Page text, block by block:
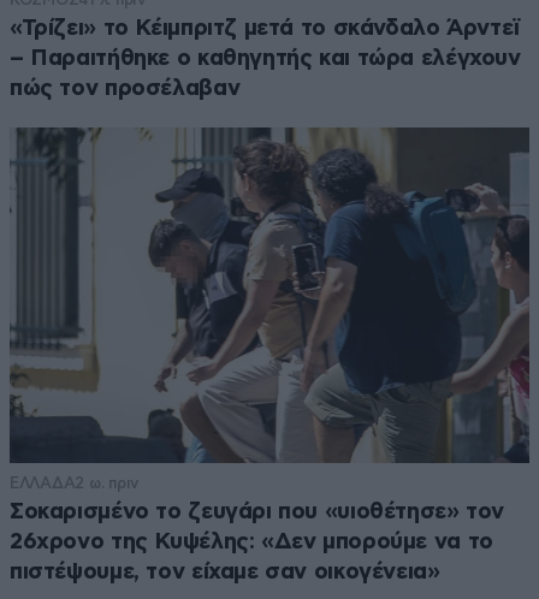
«Τρίζει» το Κέιμπριτζ μετά το σκάνδαλο Άρντεϊ
– Παραιτήθηκε ο καθηγητής και τώρα ελέγχουν
πώς τον προσέλαβαν
ΕΛΛΑΔΑ2 ω. πριν
Σοκαρισμένο το ζευγάρι που «υιοθέτησε» τον
26χρονο της Κυψέλης: «Δεν μπορούμε να το
πιστέψουμε, τον είχαμε σαν οικογένεια»